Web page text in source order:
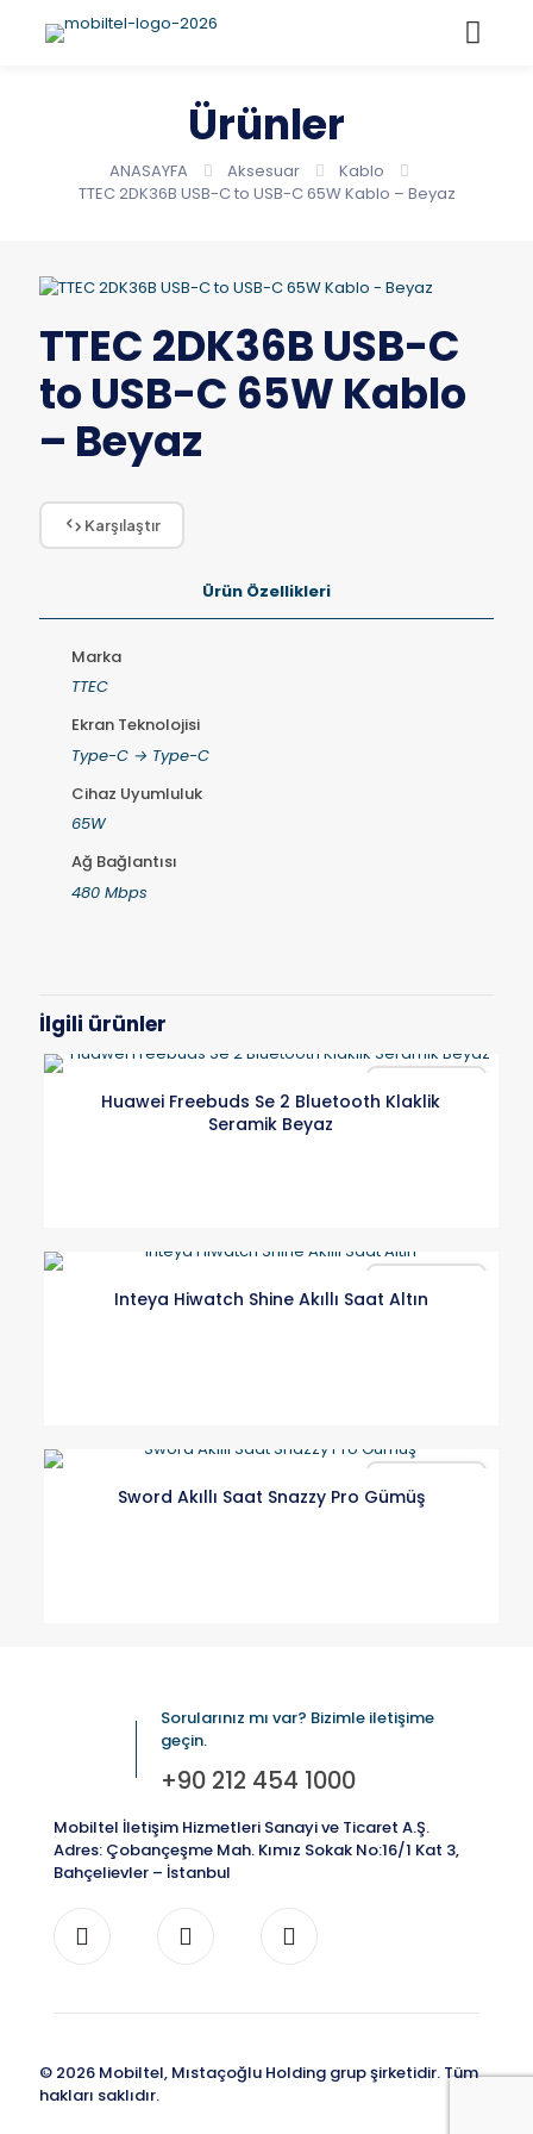
Ürünler
ANASAYFA Aksesuar
Kablo
TTEC 2DK36B USB-C to USB-C 65W Kablo – Beyaz
TTEC 2DK36B USB-C
to USB-C 65W Kablo
– Beyaz
Karşılaştır
Ürün Özellikleri
Marka
TTEC
Ekran Teknolojisi
Type-C → Type-C
Cihaz Uyumluluk
65W
Ağ Bağlantısı
480 Mbps
İlgili ürünler
Huawei Freebuds Se 2 Bluetooth Klaklik
Seramik Beyaz
Inteya Hiwatch Shine Akıllı Saat Altın
Sword Akıllı Saat Snazzy Pro Gümüş
Sorularınız mı var? Bizimle iletişime
geçin.
+90 212 454 1000
Mobiltel İletişim Hizmetleri Sanayi ve Ticaret A.Ş.
Adres: Çobançeşme Mah. Kımız Sokak No:16/1 Kat 3,
Bahçelievler – İstanbul
© 2026 Mobiltel, Mıstaçoğlu Holding grup şirketidir. Tüm
hakları saklıdır.